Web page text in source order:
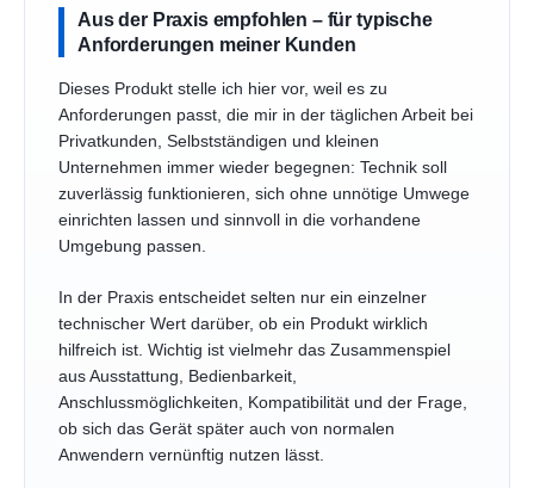
Aus der Praxis empfohlen – für typische
Anforderungen meiner Kunden
Dieses Produkt stelle ich hier vor, weil es zu
Anforderungen passt, die mir in der täglichen Arbeit bei
Privatkunden, Selbstständigen und kleinen
Unternehmen immer wieder begegnen: Technik soll
zuverlässig funktionieren, sich ohne unnötige Umwege
einrichten lassen und sinnvoll in die vorhandene
Umgebung passen.
In der Praxis entscheidet selten nur ein einzelner
technischer Wert darüber, ob ein Produkt wirklich
hilfreich ist. Wichtig ist vielmehr das Zusammenspiel
aus Ausstattung, Bedienbarkeit,
Anschlussmöglichkeiten, Kompatibilität und der Frage,
ob sich das Gerät später auch von normalen
Anwendern vernünftig nutzen lässt.